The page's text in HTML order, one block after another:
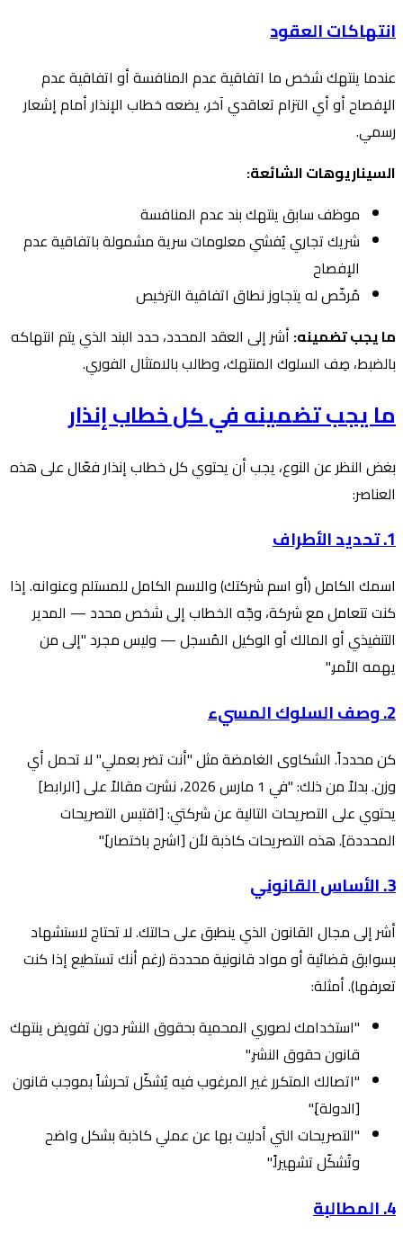
انتهاكات العقود
عندما ينتهك شخص ما اتفاقية عدم المنافسة أو اتفاقية عدم
الإفصاح أو أي التزام تعاقدي آخر، يضعه خطاب الإنذار أمام إشعار
رسمي.
السيناريوهات الشائعة:
موظف سابق ينتهك بند عدم المنافسة
شريك تجاري يُفشي معلومات سرية مشمولة باتفاقية عدم
الإفصاح
مُرخّص له يتجاوز نطاق اتفاقية الترخيص
ما يجب تضمينه: أشر إلى العقد المحدد، حدد البند الذي يتم انتهاكه
بالضبط، صِف السلوك المنتهك، وطالب بالامتثال الفوري.
ما يجب تضمينه في كل خطاب إنذار
بغض النظر عن النوع، يجب أن يحتوي كل خطاب إنذار فعّال على هذه
العناصر:
1. تحديد الأطراف
اسمك الكامل (أو اسم شركتك) والاسم الكامل للمستلم وعنوانه. إذا
كنت تتعامل مع شركة، وجّه الخطاب إلى شخص محدد — المدير
التنفيذي أو المالك أو الوكيل المُسجل — وليس مجرد "إلى من
يهمه الأمر."
2. وصف السلوك المسيء
كن محدداً. الشكاوى الغامضة مثل "أنت تضر بعملي" لا تحمل أي
وزن. بدلاً من ذلك: "في 1 مارس 2026، نشرت مقالاً على [الرابط]
يحتوي على التصريحات التالية عن شركتي: [اقتبس التصريحات
المحددة]. هذه التصريحات كاذبة لأن [اشرح باختصار]."
3. الأساس القانوني
أشر إلى مجال القانون الذي ينطبق على حالتك. لا تحتاج لاستشهاد
بسوابق قضائية أو مواد قانونية محددة (رغم أنك تستطيع إذا كنت
تعرفها). أمثلة:
"استخدامك لصوري المحمية بحقوق النشر دون تفويض ينتهك
قانون حقوق النشر."
"اتصالك المتكرر غير المرغوب فيه يُشكّل تحرشاً بموجب قانون
[الدولة]."
"التصريحات التي أدليت بها عن عملي كاذبة بشكل واضح
وتُشكّل تشهيراً."
4. المطالبة